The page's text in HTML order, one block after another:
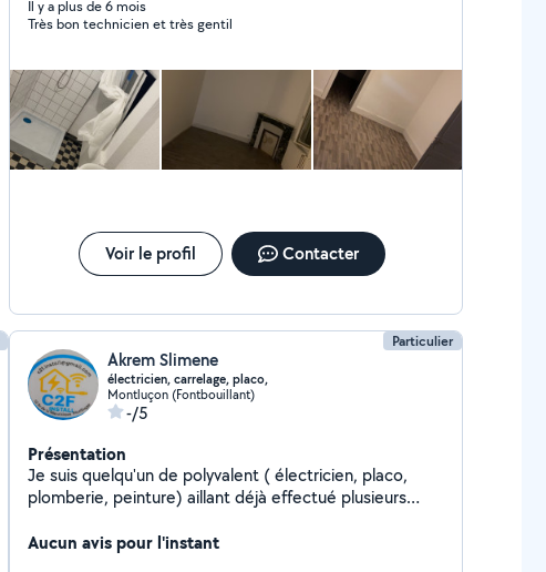
Il y a plus de 6 mois
Très bon technicien et très gentil
Voir le profil Contacter
Particulier
Akrem Slimene
électricien, carrelage, placo,
Montluçon (Fontbouillant)
-/5
Présentation
Je suis quelqu'un de polyvalent ( électricien, placo,
plomberie, peinture) aillant déjà effectué plusieurs
hésiter pas a me contacter
Aucun avis pour l'instant